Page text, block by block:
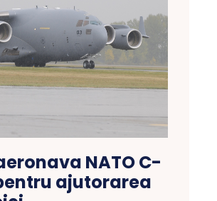
NATO C-
ajutorarea